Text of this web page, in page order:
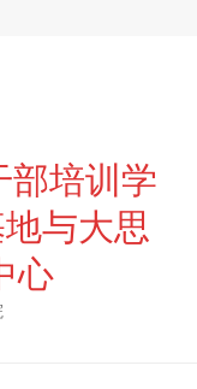
部培训学
与大思
心